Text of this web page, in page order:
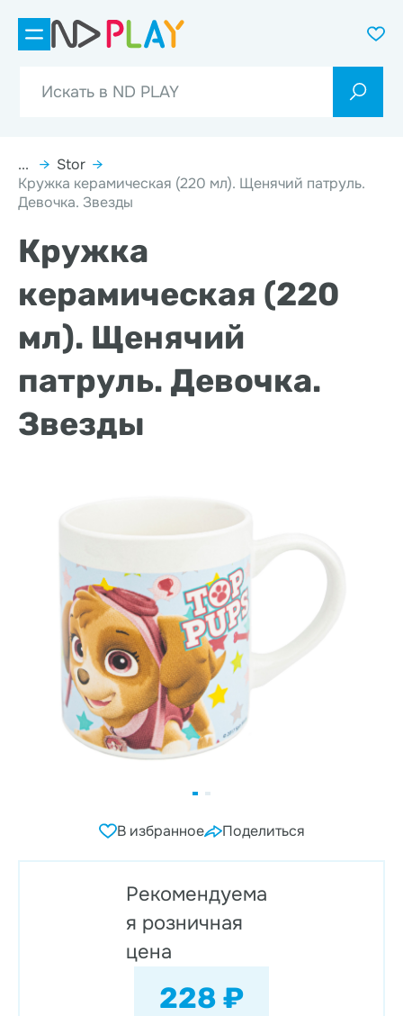
... → Stor →
Кружка керамическая (220 мл). Щенячий патруль.
Девочка. Звезды
Кружка
керамическая (220
мл). Щенячий
патруль. Девочка.
Звезды
В избранное Поделиться
Рекомендуема
я розничная
цена
228 ₽